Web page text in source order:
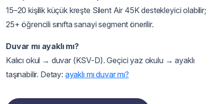
15–20 kişilik küçük kreşte Silent Air 45K destekleyici olabilir;
25+ öğrencili sınıfta sanayi segment önerilir.
Duvar mı ayaklı mı?
Kalıcı okul → duvar (KSV-D). Geçici yaz okulu → ayaklı
taşınabilir. Detay: ayaklı mı duvar mı?